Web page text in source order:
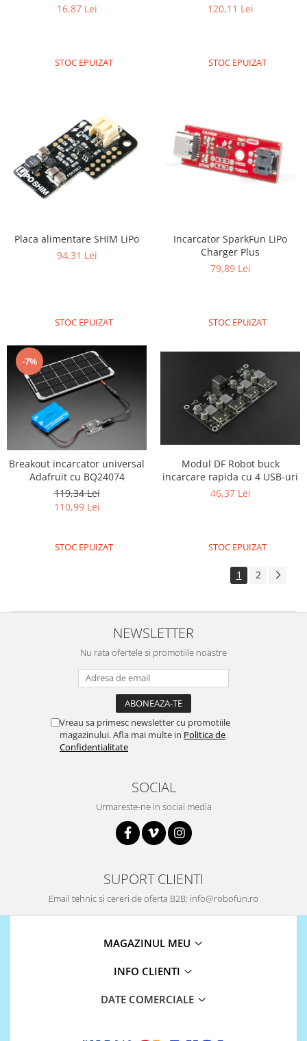
16,87 Lei
STOC EPUIZAT
120,11 Lei
STOC EPUIZAT
Placa alimentare SHIM LiPo
94,31 Lei
STOC EPUIZAT
Incarcator SparkFun LiPo
Charger Plus
79,89 Lei
STOC EPUIZAT
-7%
Breakout incarcator universal
Adafruit cu BQ24074
119,34 Lei
110,99 Lei
STOC EPUIZAT
Modul DF Robot buck
incarcare rapida cu 4 USB-uri
46,37 Lei
STOC EPUIZAT
1 2
NEWSLETTER
Nu rata ofertele si promotiile noastre
Vreau sa primesc newsletter cu promotiile
magazinului. Afla mai multe in Politica de
Confidentialitate
SOCIAL
Urmareste-ne in social media
SUPORT CLIENTI
Email tehnic si cereri de oferta B2B: info@robofun.ro
MAGAZINUL MEU
INFO CLIENTI
DATE COMERCIALE